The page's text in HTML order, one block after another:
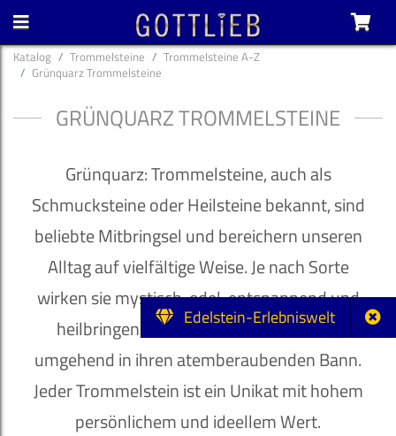
Edelstein-Erlebniswelt
Katalog Trommelsteine
Trommelsteine A-Z
Grünquarz Trommelsteine
GRÜNQUARZ TROMMELSTEINE
Grünquarz: Trommelsteine, auch als
Schmucksteine oder Heilsteine bekannt, sind
beliebte Mitbringsel und bereichern unseren
Alltag auf vielfältige Weise. Je nach Sorte
wirken sie mystisch, edel, entspannend und
heilbringend und ziehen ihren Besitzer
umgehend in ihren atemberaubenden Bann.
Jeder Trommelstein ist ein Unikat mit hohem
persönlichem und ideellem Wert.